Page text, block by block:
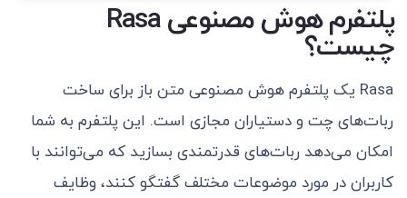
پلتفرم هوش مصنوعی Rasa
چیست؟
Rasa یک پلتفرم هوش مصنوعی متن باز برای ساخت
ربات‌های چت و دستیاران مجازی است. این پلتفرم به شما
امکان می‌دهد ربات‌های قدرتمندی بسازید که می‌توانند با
کاربران در مورد موضوعات مختلف گفتگو کنند، وظایف